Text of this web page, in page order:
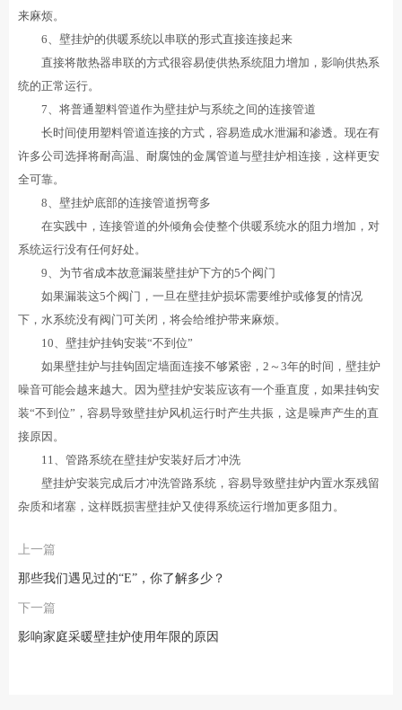
来麻烦。
6、壁挂炉的供暖系统以串联的形式直接连接起来
直接将散热器串联的方式很容易使供热系统阻力增加，影响供热系
统的正常运行。
7、将普通塑料管道作为壁挂炉与系统之间的连接管道
长时间使用塑料管道连接的方式，容易造成水泄漏和渗透。现在有
许多公司选择将耐高温、耐腐蚀的金属管道与壁挂炉相连接，这样更安
全可靠。
8、壁挂炉底部的连接管道拐弯多
在实践中，连接管道的外倾角会使整个供暖系统水的阻力增加，对
系统运行没有任何好处。
9、为节省成本故意漏装壁挂炉下方的5个阀门
如果漏装这5个阀门，一旦在壁挂炉损坏需要维护或修复的情况
下，水系统没有阀门可关闭，将会给维护带来麻烦。
10、壁挂炉挂钩安装“不到位”
如果壁挂炉与挂钩固定墙面连接不够紧密，2～3年的时间，壁挂炉
噪音可能会越来越大。因为壁挂炉安装应该有一个垂直度，如果挂钩安
装“不到位”，容易导致壁挂炉风机运行时产生共振，这是噪声产生的直
接原因。
11、管路系统在壁挂炉安装好后才冲洗
壁挂炉安装完成后才冲洗管路系统，容易导致壁挂炉内置水泵残留
杂质和堵塞，这样既损害壁挂炉又使得系统运行增加更多阻力。
上一篇
那些我们遇见过的“E”，你了解多少？
下一篇
影响家庭采暖壁挂炉使用年限的原因